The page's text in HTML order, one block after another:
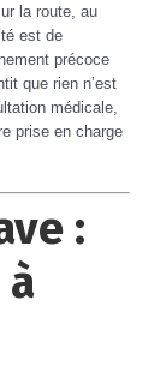
la route, au
est de
précoce
que rien n’est
médicale,
prise en charge
: